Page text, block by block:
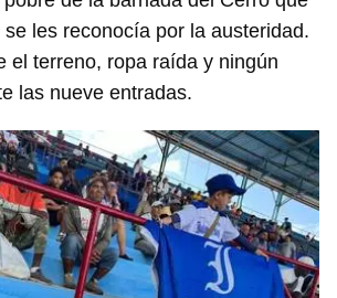
les reconocía por la austeridad.
el terreno, ropa raída y ningún
las nueve entradas.